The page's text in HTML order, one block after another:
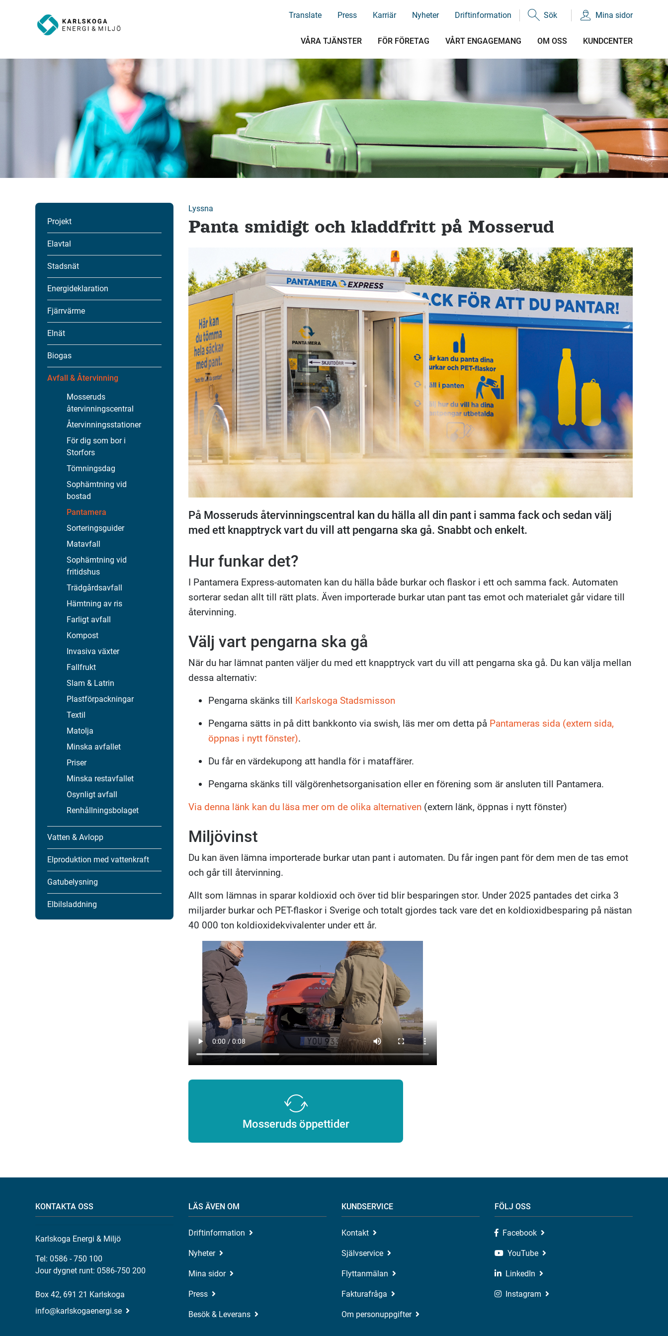
Translate Press Karriär Nyheter Driftinformation Sök Mina sidor
VÅRA TJÄNSTER FÖR FÖRETAG VÅRT ENGAGEMANG OM OSS KUNDCENTER
Projekt
Elavtal
Stadsnät
Energideklaration
Fjärrvärme
Elnät
Biogas
Avfall & Återvinning
Mosseruds
återvinningscentral
Återvinningsstationer
För dig som bor i
Storfors
Tömningsdag
Sophämtning vid
bostad
Pantamera
Sorteringsguider
Matavfall
Sophämtning vid
fritidshus
Trädgårdsavfall
Hämtning av ris
Farligt avfall
Kompost
Invasiva växter
Fallfrukt
Slam & Latrin
Plastförpackningar
Textil
Matolja
Minska avfallet
Priser
Minska restavfallet
Osynligt avfall
Renhållningsbolaget
Vatten & Avlopp
Elproduktion med vattenkraft
Gatubelysning
Elbilsladdning
Lyssna
Panta smidigt och kladdfritt på Mosserud
På Mosseruds återvinningscentral kan du hälla all din pant i samma fack och sedan välj
med ett knapptryck vart du vill att pengarna ska gå. Snabbt och enkelt.
Hur funkar det?
I Pantamera Express-automaten kan du hälla både burkar och flaskor i ett och samma fack. Automaten
sorterar sedan allt till rätt plats. Även importerade burkar utan pant tas emot och materialet går vidare till
återvinning.
Välj vart pengarna ska gå
När du har lämnat panten väljer du med ett knapptryck vart du vill att pengarna ska gå. Du kan välja mellan
dessa alternativ:
Pengarna skänks till Karlskoga Stadsmisson
Pengarna sätts in på ditt bankkonto via swish, läs mer om detta på Pantameras sida (extern sida,
öppnas i nytt fönster).
Du får en värdekupong att handla för i mataffärer.
Pengarna skänks till välgörenhetsorganisation eller en förening som är ansluten till Pantamera.
Via denna länk kan du läsa mer om de olika alternativen (extern länk, öppnas i nytt fönster)
Miljövinst
Du kan även lämna importerade burkar utan pant i automaten. Du får ingen pant för dem men de tas emot
och går till återvinning.
Allt som lämnas in sparar koldioxid och över tid blir besparingen stor. Under 2025 pantades det cirka 3
miljarder burkar och PET-flaskor i Sverige och totalt gjordes tack vare det en koldioxidbesparing på nästan
40 000 ton koldioxidekvivalenter under ett år.
Mosseruds öppettider
KONTAKTA OSS
Karlskoga Energi & Miljö
Tel: 0586 - 750 100
Jour dygnet runt: 0586-750 200
Box 42, 691 21 Karlskoga
info@karlskogaenergi.se
LÄS ÄVEN OM
Driftinformation
Nyheter
Mina sidor
Press
Besök & Leverans
KUNDSERVICE
Kontakt
Självservice
Flyttanmälan
Fakturafråga
Om personuppgifter
FÖLJ OSS
Facebook
YouTube
LinkedIn
Instagram